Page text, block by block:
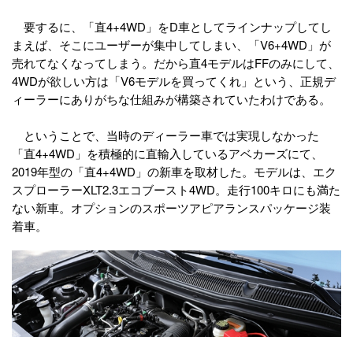
要するに、「直4+4WD」をD車としてラインナップしてし
まえば、そこにユーザーが集中してしまい、「V6+4WD」が
売れてなくなってしまう。だから直4モデルはFFのみにして、
4WDが欲しい方は「V6モデルを買ってくれ」という、正規デ
ィーラーにありがちな仕組みが構築されていたわけである。
ということで、当時のディーラー車では実現しなかった
「直4+4WD」を積極的に直輸入しているアベカーズにて、
2019年型の「直4+4WD」の新車を取材した。モデルは、エク
スプローラーXLT2.3エコブースト4WD。走行100キロにも満た
ない新車。オプションのスポーツアピアランスパッケージ装
着車。